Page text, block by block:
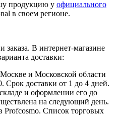
продукцию у официального
в своем регионе.
заказа. В интернет-магазине
доставки:
и Московской области
Срок доставки от 1 до 4 дней.
и оформлении его до
на следующий день.
Profcosmo. Список торговых